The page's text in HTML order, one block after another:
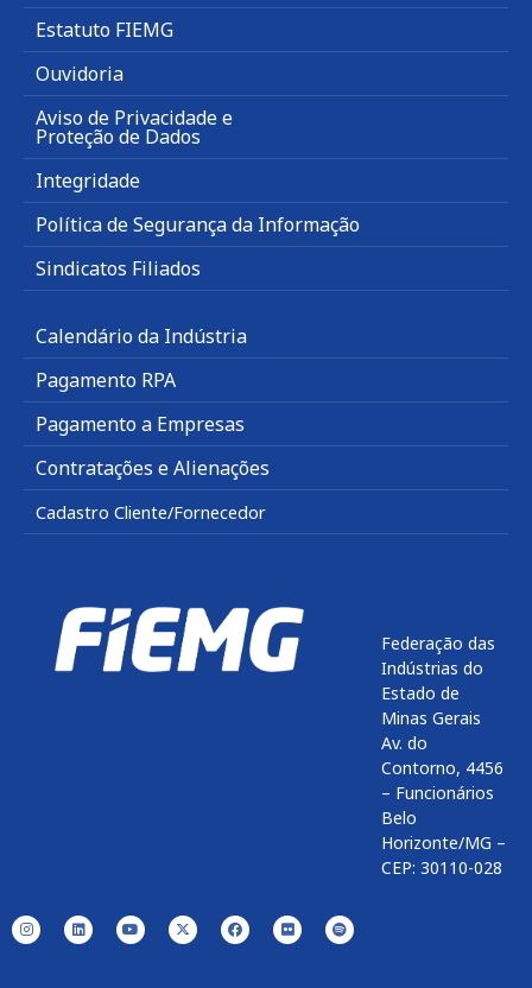
Estatuto FIEMG
Ouvidoria
Aviso de Privacidade e
Proteção de Dados
Integridade
Política de Segurança da Informação
Sindicatos Filiados
Calendário da Indústria
Pagamento RPA
Pagamento a Empresas
Contratações e Alienações
Cadastro Cliente/Fornecedor
Federação das
Indústrias do
Estado de
Minas Gerais
Av. do
Contorno, 4456
– Funcionários
Belo
Horizonte/MG –
CEP: 30110-028